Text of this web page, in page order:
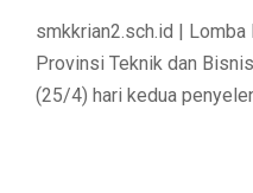
smkkrian2.sch.id |
Provinsi Teknik dan
(25/4) hari kedua